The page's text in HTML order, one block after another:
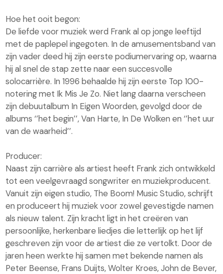
Hoe het ooit begon:
De liefde voor muziek werd Frank al op jonge leeftijd
met de paplepel ingegoten. In de amusementsband van
zijn vader deed hij zijn eerste podiumervaring op, waarna
hij al snel de stap zette naar een succesvolle
solocarrière. In 1996 behaalde hij zijn eerste Top 100-
notering met Ik Mis Je Zo. Niet lang daarna verscheen
zijn debuutalbum In Eigen Woorden, gevolgd door de
albums ‘’het begin’’, Van Harte, In De Wolken en ‘’het uur
van de waarheid’’.
Producer:
Naast zijn carrière als artiest heeft Frank zich ontwikkeld
tot een veelgevraagd songwriter en muziekproducent.
Vanuit zijn eigen studio, The Boom! Music Studio, schrijft
en produceert hij muziek voor zowel gevestigde namen
als nieuw talent. Zijn kracht ligt in het creëren van
persoonlijke, herkenbare liedjes die letterlijk op het lijf
geschreven zijn voor de artiest die ze vertolkt. Door de
jaren heen werkte hij samen met bekende namen als
Peter Beense, Frans Duijts, Wolter Kroes, John de Bever,